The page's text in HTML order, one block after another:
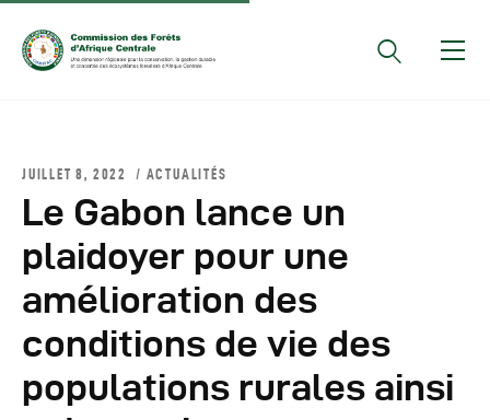
Conseils Des Ministres
Comptes Rendus De
Réunions Sous-
Régionales
Rapports
Publications
COMIFAC Newsletter
JUILLET 8, 2022 ACTUALITÉS
Le Gabon lance un
plaidoyer pour une
amélioration des
conditions de vie des
populations rurales ainsi